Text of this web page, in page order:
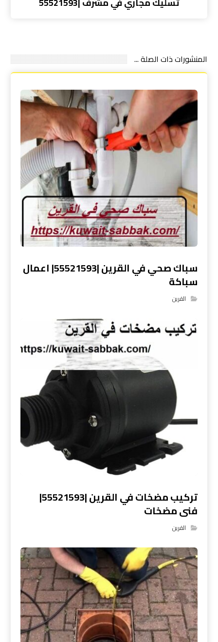
المنشورات ذات الصلة ...
سباك صحي في القرين |55521593| اعمال
سباكة
القرين
تركيب مضخات في القرين |55521593|
فنى مضخات
القرين